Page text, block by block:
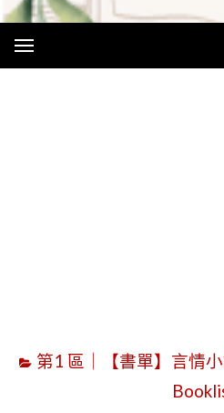
第1 區｜【書單】言情